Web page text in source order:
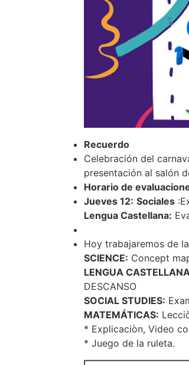
Recuerdo
Celebración del
presentación al salón
Horario de
Jueves 12: Sociales
Lengua Castellana:
Hoy trabajaremos de
SCIENCE: Concept
LENGUA
DESCANSO
SOCIAL STUDIES:
MATEMÁTICAS:
* Explicaciòn, Video
* Juego de la ruleta.